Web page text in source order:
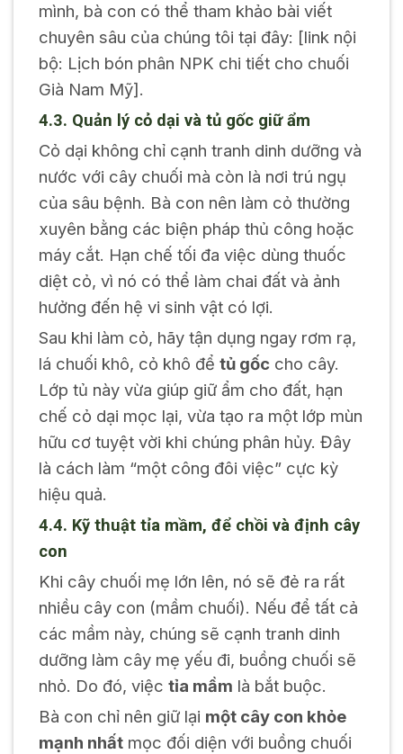
mình, bà con có thể tham khảo bài viết
chuyên sâu của chúng tôi tại đây: [link nội
bộ: Lịch bón phân NPK chi tiết cho chuối
Già Nam Mỹ].
4.3. Quản lý cỏ dại và tủ gốc giữ ẩm
Cỏ dại không chỉ cạnh tranh dinh dưỡng và
nước với cây chuối mà còn là nơi trú ngụ
của sâu bệnh. Bà con nên làm cỏ thường
xuyên bằng các biện pháp thủ công hoặc
máy cắt. Hạn chế tối đa việc dùng thuốc
diệt cỏ, vì nó có thể làm chai đất và ảnh
hưởng đến hệ vi sinh vật có lợi.
Sau khi làm cỏ, hãy tận dụng ngay rơm rạ,
lá chuối khô, cỏ khô để tủ gốc cho cây.
Lớp tủ này vừa giúp giữ ẩm cho đất, hạn
chế cỏ dại mọc lại, vừa tạo ra một lớp mùn
hữu cơ tuyệt vời khi chúng phân hủy. Đây
là cách làm “một công đôi việc” cực kỳ
hiệu quả.
4.4. Kỹ thuật tỉa mầm, để chồi và định cây
con
Khi cây chuối mẹ lớn lên, nó sẽ đẻ ra rất
nhiều cây con (mầm chuối). Nếu để tất cả
các mầm này, chúng sẽ cạnh tranh dinh
dưỡng làm cây mẹ yếu đi, buồng chuối sẽ
nhỏ. Do đó, việc tỉa mầm là bắt buộc.
Bà con chỉ nên giữ lại một cây con khỏe
mạnh nhấtmọc đối diện với buồng chuối